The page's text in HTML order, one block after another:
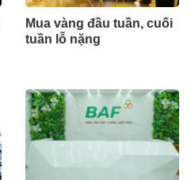
Mua vàng đầu tuần, cuối
tuần lỗ nặng